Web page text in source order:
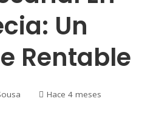
Un
Rentable
Hace 4 meses